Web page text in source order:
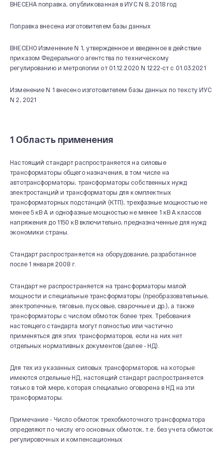
ВНЕСЕНА поправка, опубликованная в ИУС N 8, 2018 год
Поправка внесена изготовителем базы данных
ВНЕСЕНО Изменение N 1, утвержденное и введенное в действие
приказом Федерального агентства по техническому
регулированию и метрологии от 01.12.2020 N 1222-ст c 01.03.2021
Изменение N 1 внесено изготовителем базы данных по тексту ИУС
N 2, 2021
1 Область применения
Настоящий стандарт распространяется на силовые
трансформаторы общего назначения, в том числе на
автотрансформаторы, трансформаторы собственных нужд
электростанций и трансформаторы для комплектных
трансформаторных подстанций (КТП), трехфазные мощностью не
менее 5 кВ·А и однофазные мощностью не менее 1 кВ·А классов
напряжения до 1150 кВ включительно, предназначенные для нужд
экономики страны.
Стандарт распространяется на оборудование, разработанное
после 1 января 2008 г.
Стандарт не распространяется на трансформаторы малой
мощности и специальные трансформаторы (преобразовательные,
электропечные, тяговые, пусковые, сварочные и др.), а также
трансформаторы с числом обмоток более трех. Требования
настоящего стандарта могут полностью или частично
применяться для этих трансформаторов, если на них нет
отдельных нормативных документов (далее - НД).
Для тех из указанных силовых трансформаторов, на которые
имеются отдельные НД, настоящий стандарт распространяется
только в той мере, которая специально оговорена в НД на эти
трансформаторы.
Примечание - Число обмоток трехобмоточного трансформатора
определяют по числу его основных обмоток, т.е. без учета обмоток
регулировочных и компенсационных